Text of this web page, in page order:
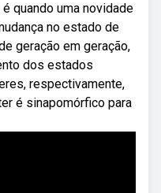
quando uma novidade
no estado de
geração em geração,
dos estados
respectivamente,
é sinapomórfico para